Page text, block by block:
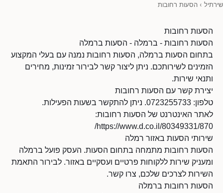
שירתיל › הסעות רחובות
הסעות רחובות
הסעות רחובות - ברמלה - הסעות ברמלה
בתחום הסעות ברמלה, הסעות רחובות נמנה עם בעלי המקצוע
הזמינים לשירותכם. ניתן ליצור קשר לבירור זמינות, מחירים
ותנאי שירות.
יצירת קשר עם הסעות רחובות
טלפון: 0723255733. ניתן להתקשר בשעות הפעילות.
לאתר האינטרנט של הסעות רחובות:
https://www.d.co.il/80349331/870/
שירותי הסעות באזור רמלה
הסעות רחובות מתמחה בתחום הסעות. העסק פועל ברמלה
ומעניק שירות ללקוחות פרטיים ועסקיים באזור. לבירור התאמת
השירות לצרכים שלכם, צרו קשר.
הסעות רחובות ברמלה